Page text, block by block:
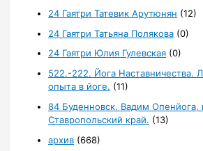
24 Гаятри Татевик Арутюнян (12)
24 Гаятри Татьяна Полякова (0)
24 Гаятри Юлия Гулевская (0)
522.-222. Йога Наставничества.
опыта в йоге. (11)
84 Буденновск. Вадим Опенйога,
Ставропольский край. (13)
архив (668)